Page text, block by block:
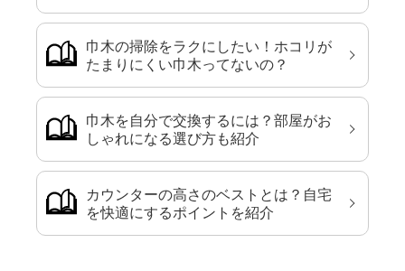
巾木の掃除をラクにしたい！ホコリが
たまりにくい巾木ってないの？
巾木を自分で交換するには？部屋がお
しゃれになる選び方も紹介
カウンターの高さのベストとは？自宅
を快適にするポイントを紹介